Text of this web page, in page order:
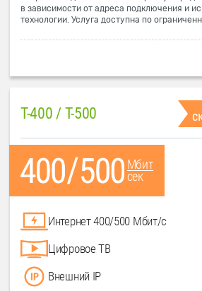
в зависимости от адреса подключения и
технологии. Услуга доступна по
T-400 / T-500
Мбит
сек
Интернет 400/500 Мбит/с
Цифровое ТВ
Внешний IP